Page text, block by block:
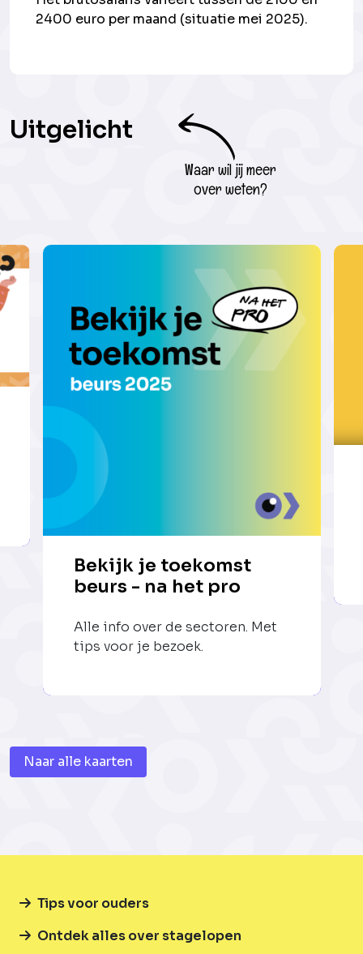
2400 euro per maand (situatie mei 2025).
Uitgelicht
Waar wil jij meer
over weten?
Bekijk je toekomst
beurs - na het pro
Alle info over de sectoren. Met
tips voor je bezoek.
Naar alle kaarten
Tips voor ouders
Ontdek alles over stagelopen